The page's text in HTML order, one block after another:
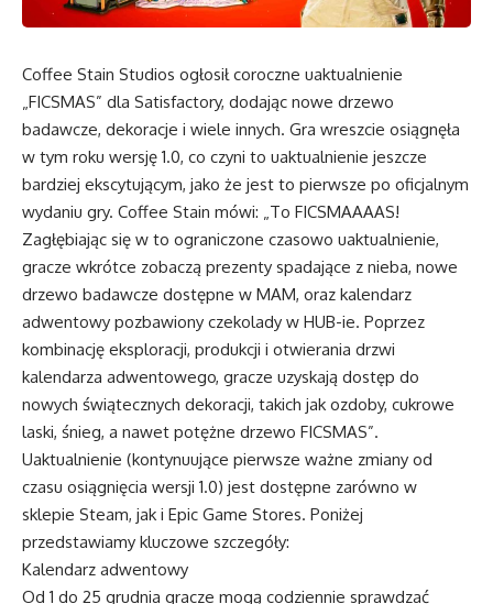
Coffee Stain Studios ogłosił coroczne uaktualnienie
„FICSMAS” dla Satisfactory, dodając nowe drzewo
badawcze, dekoracje i wiele innych. Gra wreszcie osiągnęła
w tym roku wersję 1.0, co czyni to uaktualnienie jeszcze
bardziej ekscytującym, jako że jest to pierwsze po oficjalnym
wydaniu gry. Coffee Stain mówi: „To FICSMAAAAS!
Zagłębiając się w to ograniczone czasowo uaktualnienie,
gracze wkrótce zobaczą prezenty spadające z nieba, nowe
drzewo badawcze dostępne w MAM, oraz kalendarz
adwentowy pozbawiony czekolady w HUB-ie. Poprzez
kombinację eksploracji, produkcji i otwierania drzwi
kalendarza adwentowego, gracze uzyskają dostęp do
nowych świątecznych dekoracji, takich jak ozdoby, cukrowe
laski, śnieg, a nawet potężne drzewo FICSMAS”.
Uaktualnienie (kontynuujące pierwsze ważne zmiany od
czasu osiągnięcia wersji 1.0) jest dostępne zarówno w
sklepie Steam, jak i Epic Game Stores. Poniżej
przedstawiamy kluczowe szczegóły:
Kalendarz adwentowy
Od 1 do 25 grudnia gracze mogą codziennie sprawdzać